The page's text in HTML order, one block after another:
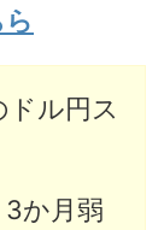
ル円ス
か月弱